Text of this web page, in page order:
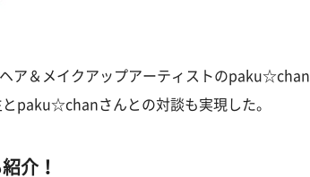
ア＆メイクアップアーティストのpaku☆chan
paku☆chanさんとの対談も実現した。
介！